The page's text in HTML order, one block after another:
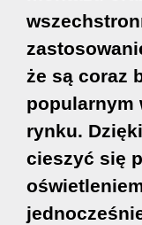
że są coraz
popularnym
rynku.
cieszyć się